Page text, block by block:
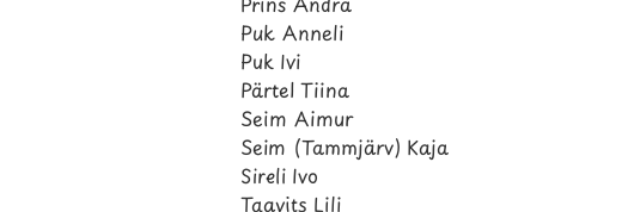
Puk Anneli
Puk Ivi
Pärtel Tiina
Seim Aimur
Seim (Tammjärv) Kaja
Sireli Ivo
Taavits Lili